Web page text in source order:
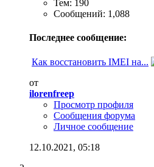
Тем: 190
Сообщений: 1,088
Последнее сообщение:
Как восстановить IMEI на...
от
ilorenfreep
Просмотр профиля
Сообщения форума
Личное сообщение
12.10.2021, 05:18